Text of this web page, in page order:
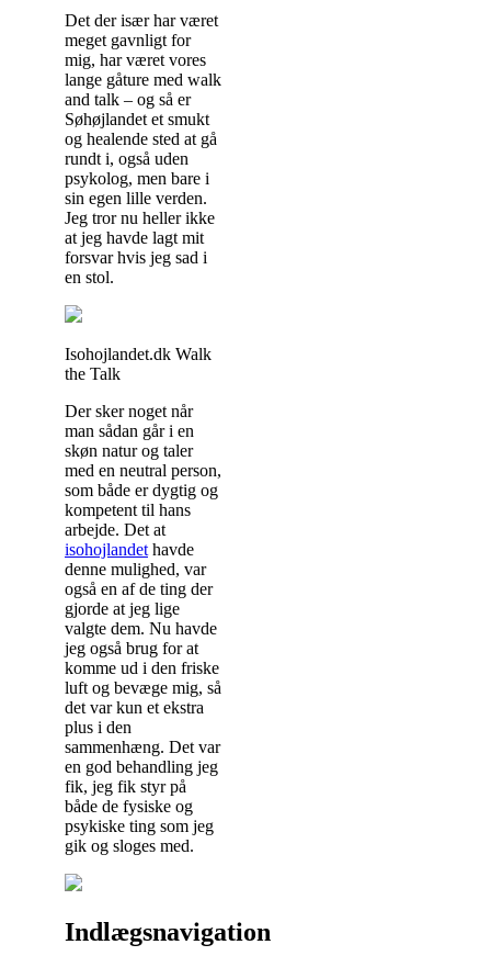
Det der især har været
meget gavnligt for
mig, har været vores
lange gåture med walk
and talk – og så er
Søhøjlandet et smukt
og healende sted at gå
rundt i, også uden
psykolog, men bare i
sin egen lille verden.
Jeg tror nu heller ikke
at jeg havde lagt mit
forsvar hvis jeg sad i
en stol.
Isohojlandet.dk Walk
the Talk
Der sker noget når
man sådan går i en
skøn natur og taler
med en neutral person,
som både er dygtig og
kompetent til hans
arbejde. Det at
isohojlandet havde
denne mulighed, var
også en af de ting der
gjorde at jeg lige
valgte dem. Nu havde
jeg også brug for at
komme ud i den friske
luft og bevæge mig, så
det var kun et ekstra
plus i den
sammenhæng. Det var
en god behandling jeg
fik, jeg fik styr på
både de fysiske og
psykiske ting som jeg
gik og sloges med.
Indlægsnavigation